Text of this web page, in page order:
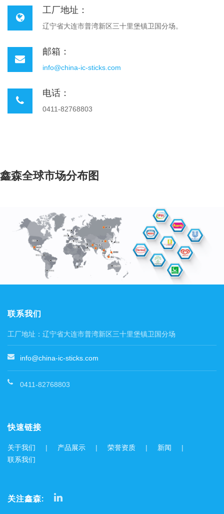
工厂地址：
辽宁省大连市普湾新区三十里堡镇卫国分场。
邮箱：
info@china-ic-sticks.com
电话：
0411-82768803
鑫森全球市场分布图
联系我们
工厂地址：辽宁省大连市普湾新区三十里堡镇卫国分场
info@china-ic-sticks.com
0411-82768803
快速链接
关于我们 | 产品展示 | 荣誉资质 | 新闻
|
联系我们
关注鑫森: